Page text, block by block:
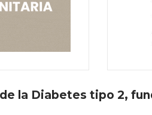
la Diabetes tipo 2,